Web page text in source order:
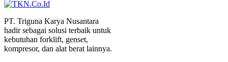
PT. Triguna Karya Nusantara
hadir sebagai solusi terbaik untuk
kebutuhan forklift, genset,
kompresor, dan alat berat lainnya.